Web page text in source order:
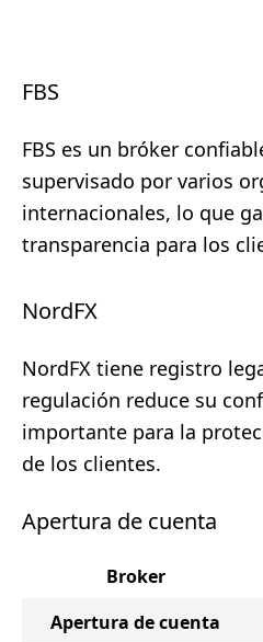
FBS
FBS es un bróker
supervisado por varios
internacionales, lo que
transparencia para los
NordFX
NordFX tiene registro
regulación reduce su
importante para la
de los clientes.
Apertura de cuenta
Broker
Apertura de cuenta